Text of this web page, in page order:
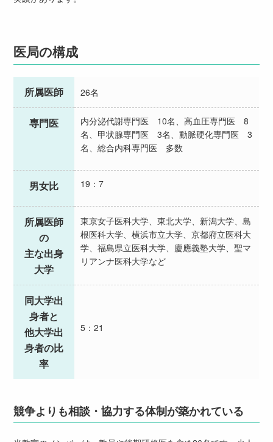
医局の構成
所属医師 26名
専門医
内分泌代謝専門医 10名、高血圧専門医 8
名、甲状腺専門医 3名、動脈硬化専門医 3
名、総合内科専門医 多数
男女比 19：7
所属医師
の
主な出身
大学
東京女子医科大学、東北大学、新潟大学、島
根医科大学、横浜市立大学、京都府立医科大
学、福島県立医科大学、慶應義塾大学、聖マ
リアンナ医科大学など
同大学出
身者と
他大学出
身者の比
率
5：21
競争よりも相談・協力する体制が築かれている